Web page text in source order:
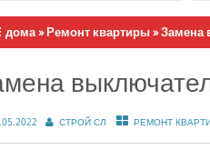
дома»Ремонт квартиры»Замена
СТРОЙ СЛ РЕМОНТ